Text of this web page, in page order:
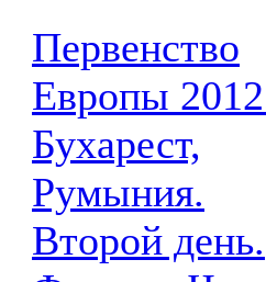
Первенство
Европы
Бухарест,
Румыния.
Второй день.